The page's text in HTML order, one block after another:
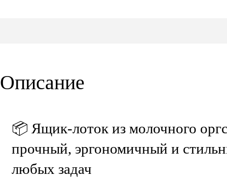
Описание
📦 Ящик-лоток из молочного
прочный, эргономичный и
любых задач